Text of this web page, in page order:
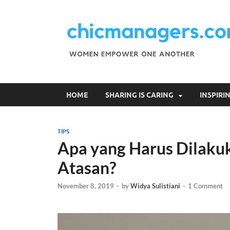
HOME SHARING IS CARING
TIPS
Apa yang Harus
Atasan?
November 8, 2019 - byWidya Sulistiani - 1 Comment